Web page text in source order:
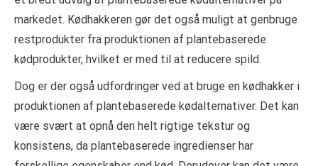
markedet. Kødhakkeren gør det også muligt at genbruge
restprodukter fra produktionen af plantebaserede
kødprodukter, hvilket er med til at reducere spild.
Dog er der også udfordringer ved at bruge en kødhakker i
produktionen af plantebaserede kødalternativer. Det kan
være svært at opnå den helt rigtige tekstur og
konsistens, da plantebaserede ingredienser har